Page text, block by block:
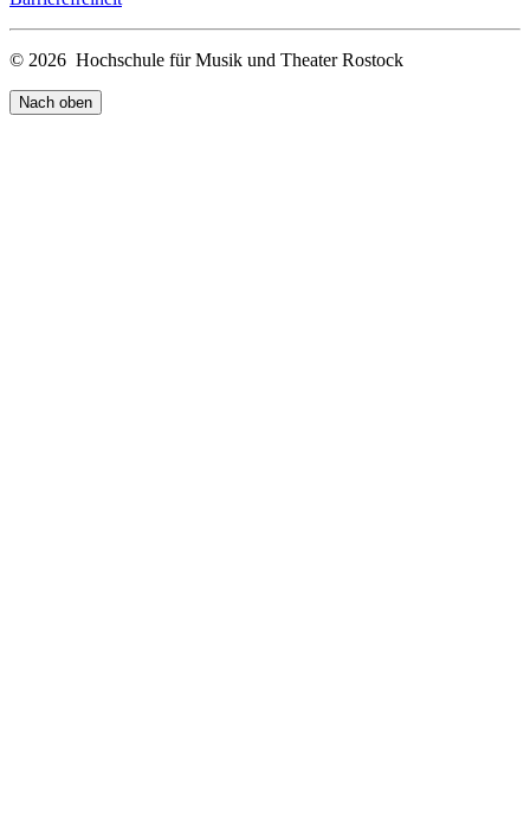
© 2026 Hochschule für Musik und Theater Rostock
Nach oben